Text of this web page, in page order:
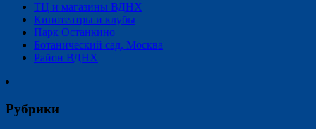
ТЦ и магазины ВДНХ
Кинотеатры и клубы
Парк Останкино
Ботанический сад, Москва
Район ВДНХ
Рубрики